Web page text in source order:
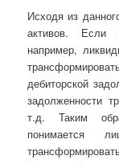
Исходя из
активов. Если
например,
дебиторской
задолженности
т.д. Таким
понимается